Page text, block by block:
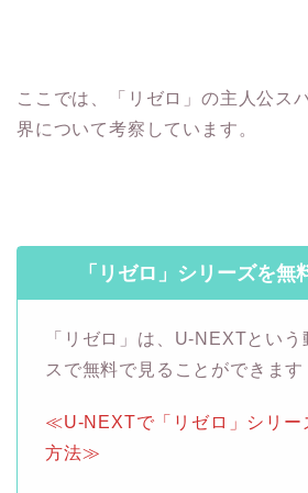
ここでは、「リゼロ」の主人公ス
界について考察しています。
「リゼロ」シリーズを無
「リゼロ」は、U-NEXTとい
スで無料で見ることができます
≪U-NEXTで「リゼロ」シリー
方法≫